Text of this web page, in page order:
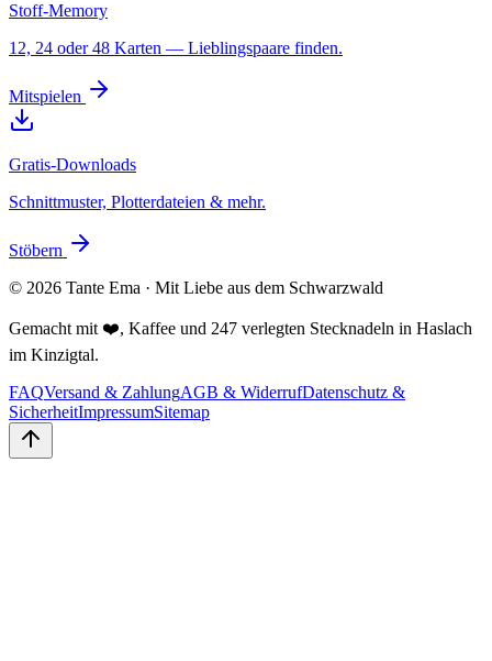
Stoff-Memory
12, 24 oder 48 Karten — Lieblingspaare finden.
Mitspielen
Gratis-Downloads
Schnittmuster, Plotterdateien & mehr.
Stöbern
© 2026 Tante Ema · Mit Liebe aus dem Schwarzwald
Gemacht mit ❤️, Kaffee und 247 verlegten Stecknadeln in Haslach
im Kinzigtal.
FAQVersand & ZahlungAGB & WiderrufDatenschutz &
SicherheitImpressumSitemap